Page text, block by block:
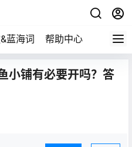
蓝海词 帮助中心
小铺有必要开吗？答